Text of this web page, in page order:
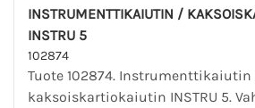
INSTRUMENTTIKAIUTIN /
INSTRU 5
102874
Tuote 102874. Instrumenttikaiutin
kaksoiskartiokaiutin INSTRU 5.